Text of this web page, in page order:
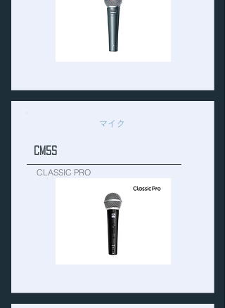
マイク
CM5S
CLASSIC PRO